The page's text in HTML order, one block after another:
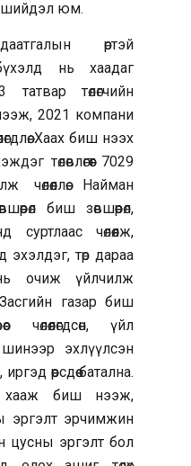
шийдэл юм.
өртэй
нь хаадаг
татвар төлөгчийн
2021 компани
Хаах биш нээх
төлөвлөгөөт 7029
Найман
биш зөвшөөрөл,
чөлөөлж,
төр дараа
очиж үйлчилж
газар биш
үйл
эхлүүлсэн
өөрсдөө батална.
хааж биш нээж,
эргэлт эрчимжин
цусны эргэлт бол